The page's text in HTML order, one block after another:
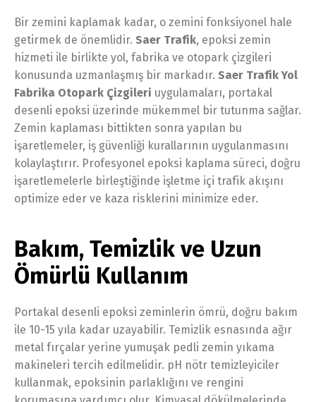
Bir zemini kaplamak kadar, o zemini fonksiyonel hale
getirmek de önemlidir. Saer Trafik, epoksi zemin
hizmeti ile birlikte yol, fabrika ve otopark çizgileri
konusunda uzmanlaşmış bir markadır. Saer Trafik Yol
Fabrika Otopark Çizgileri uygulamaları, portakal
desenli epoksi üzerinde mükemmel bir tutunma sağlar.
Zemin kaplaması bittikten sonra yapılan bu
işaretlemeler, iş güvenliği kurallarının uygulanmasını
kolaylaştırır. Profesyonel epoksi kaplama süreci, doğru
işaretlemelerle birleştiğinde işletme içi trafik akışını
optimize eder ve kaza risklerini minimize eder.
Bakım, Temizlik ve Uzun
Ömürlü Kullanım
Portakal desenli epoksi zeminlerin ömrü, doğru bakım
ile 10-15 yıla kadar uzayabilir. Temizlik esnasında ağır
metal fırçalar yerine yumuşak pedli zemin yıkama
makineleri tercih edilmelidir. pH nötr temizleyiciler
kullanmak, epoksinin parlaklığını ve rengini